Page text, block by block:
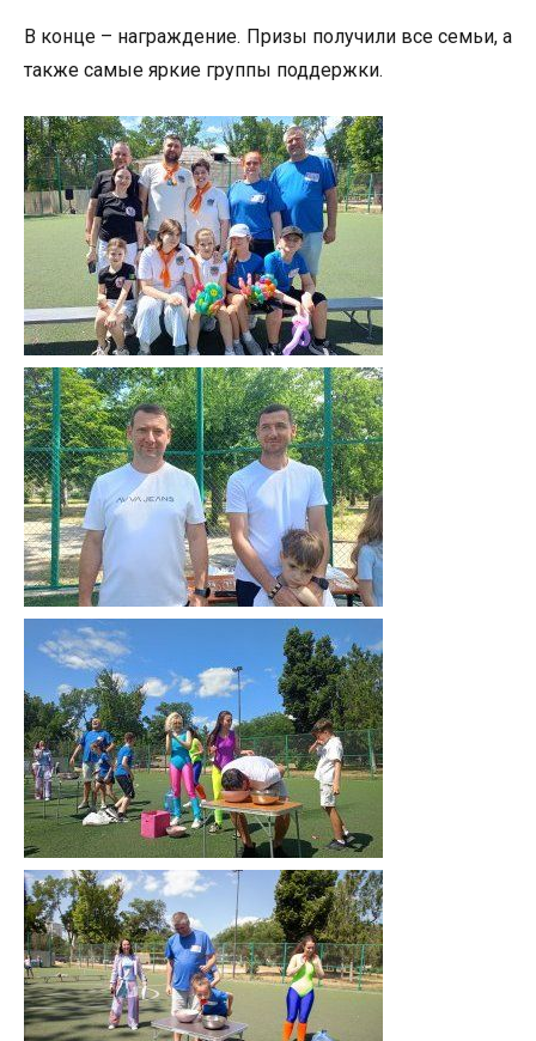
В конце – награждение. Призы получили все семьи, а
также самые яркие группы поддержки.